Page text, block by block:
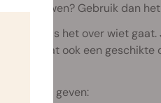
te blowen? Gebruik dan
, als het over wiet
wat ook een geschikte
weer te geven: